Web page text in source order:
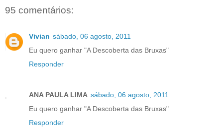
95 comentários:
Vivian sábado, 06 agosto, 2011
Eu quero ganhar "A Descoberta das Bruxas"
Responder
ANA PAULA LIMA sábado, 06 agosto, 2011
Eu quero ganhar "A Descoberta das Bruxas"
Responder